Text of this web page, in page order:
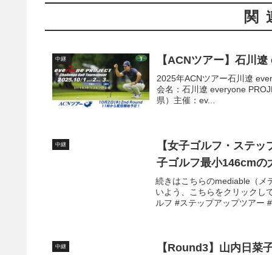
関
中継 【ACNツアー】石川
2025年ACNツアー石川遼
会名：石川遼 everyone
県）主催：ev...
中継
【女子ゴルフ・ステ
子ゴルフ最小146cmの
続きはこちらのmediable（メ
いよう、こちらをクリック
ルフ #ステップアップツアー
中継
【Round3】山内日菜